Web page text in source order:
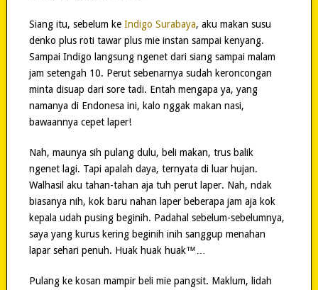
Siang itu, sebelum ke Indigo Surabaya, aku makan susu
denko plus roti tawar plus mie instan sampai kenyang.
Sampai Indigo langsung ngenet dari siang sampai malam
jam setengah 10. Perut sebenarnya sudah keroncongan
minta disuap dari sore tadi. Entah mengapa ya, yang
namanya di Endonesa ini, kalo nggak makan nasi,
bawaannya cepet laper!
Nah, maunya sih pulang dulu, beli makan, trus balik
ngenet lagi. Tapi apalah daya, ternyata di luar hujan.
Walhasil aku tahan-tahan aja tuh perut laper. Nah, ndak
biasanya nih, kok baru nahan laper beberapa jam aja kok
kepala udah pusing beginih. Padahal sebelum-sebelumnya,
saya yang kurus kering beginih inih sanggup menahan
lapar sehari penuh. Huak huak huak™…
Pulang ke kosan mampir beli mie pangsit. Maklum, lidah